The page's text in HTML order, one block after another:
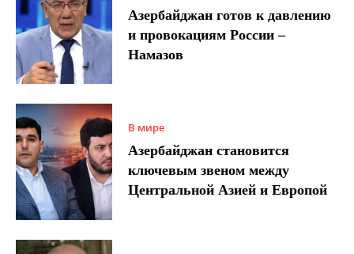
Азербайджан готов к давлению
и провокациям России –
Намазов
В мире
Азербайджан становится
ключевым звеном между
Центральной Азией и Европой